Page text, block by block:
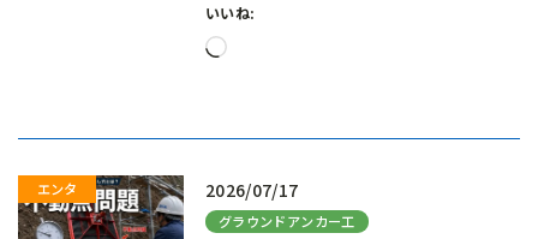
いいね:
読
2026/07/17
グラウンドアンカー工